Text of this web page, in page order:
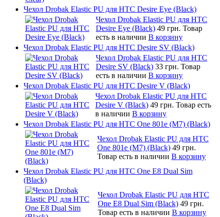
Чехол Drobak Elastic PU для HTC Desire Eye (Black)
Чехол Drobak Elastic PU для HTC
Desire Eye (Black) 49 грн. Товар
есть в наличии В корзину
Чехол Drobak Elastic PU для HTC Desire SV (Black)
Чехол Drobak Elastic PU для HTC
Desire SV (Black) 33 грн. Товар
есть в наличии В корзину
Чехол Drobak Elastic PU для HTC Desire V (Black)
Чехол Drobak Elastic PU для HTC
Desire V (Black) 49 грн. Товар есть
в наличии В корзину
Чехол Drobak Elastic PU для HTC One 801e (M7) (Black)
Чехол Drobak Elastic PU для HTC
One 801e (M7) (Black) 49 грн.
Товар есть в наличии В корзину
Чехол Drobak Elastic PU для HTC One E8 Dual Sim
(Black)
Чехол Drobak Elastic PU для HTC
One E8 Dual Sim (Black) 49 грн.
Товар есть в наличии В корзину